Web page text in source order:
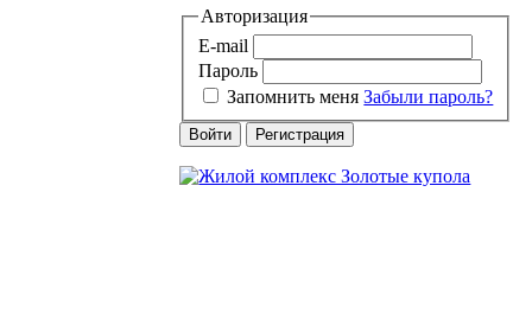
Авторизация
E-mail
Пароль
Запомнить меня Забыли пароль?
Войти Регистрация